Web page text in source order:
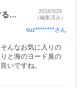
ボウモアで始まりボウモアに帰する。そん…
2018/3/29
（編集済み）
suz********さん
んなお気に入りの
と海のヨード臭の
いですね。